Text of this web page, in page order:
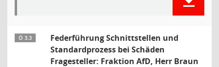
Ö 3.3
Federführung Schnittstellen und
Standardprozess bei Schäden
Fragesteller: Fraktion AfD, Herr Braun